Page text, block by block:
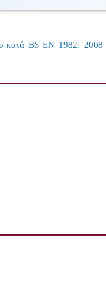
κατά BS EN 1982: 2008